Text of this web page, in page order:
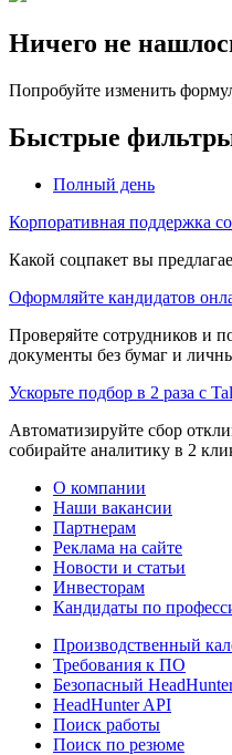
Ничего не
Попробуйте изменить
Быстрые
Полный день
Корпоративная поддержка
Какой соцпакет вы
Оформляйте кандидатов
Проверяйте сотрудников и
документы без бумаг и
Ускорьте подбор в 2 раза с
Автоматизируйте сбор
собирайте аналитику в 2
О компании
Наши вакансии
Партнерам
Реклама на сайте
Новости и статьи
Инвесторам
Кандидаты по
Производственный
Требования к ПО
Безопасный
HeadHunter API
Поиск работы
Поиск по резюме